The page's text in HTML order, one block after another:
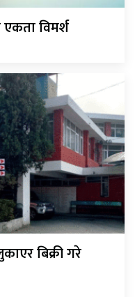
विमर्श
बिक्री गरे